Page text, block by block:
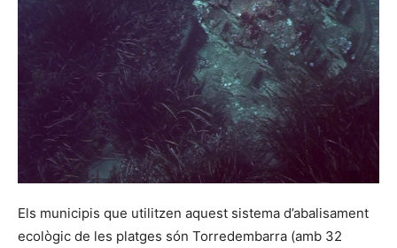
Els municipis que utilitzen aquest sistema d’abalisament
ecològic de les platges són Torredembarra (amb 32